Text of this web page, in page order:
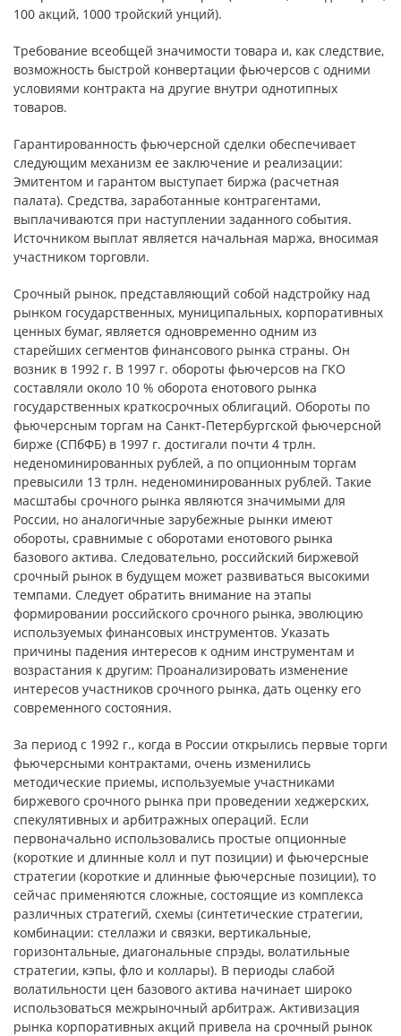
100 акций, 1000 тройский унций).
Требование всеобщей значимости товара и, как следствие,
возможность быстрой конвертации фьючерсов с одними
условиями контракта на другие внутри однотипных
товаров.
Гарантированность фьючерсной сделки обеспечивает
следующим механизм ее заключение и реализации:
Эмитентом и гарантом выступает биржа (расчетная
палата). Средства, заработанные контрагентами,
выплачиваются при наступлении заданного события.
Источником выплат является начальная маржа, вносимая
участником торговли.
Срочный рынок, представляющий собой надстройку над
рынком государственных, муниципальных, корпоративных
ценных бумаг, является одновременно одним из
старейших сегментов финансового рынка страны. Он
возник в 1992 г. В 1997 г. обороты фьючерсов на ГКО
составляли около 10 % оборота енотового рынка
государственных краткосрочных облигаций. Обороты по
фьючерсным торгам на Санкт-Петербургской фьючерсной
бирже (СПбФБ) в 1997 г. достигали почти 4 трлн.
неденоминированных рублей, а по опционным торгам
превысили 13 трлн. неденоминированных рублей. Такие
масштабы срочного рынка являются значимыми для
России, но аналогичные зарубежные рынки имеют
обороты, сравнимые с оборотами енотового рынка
базового актива. Следовательно, российский биржевой
срочный рынок в будущем может развиваться высокими
темпами. Следует обратить внимание на этапы
формировании российского срочного рынка, эволюцию
используемых финансовых инструментов. Указать
причины падения интересов к одним инструментам и
возрастания к другим: Проанализировать изменение
интересов участников срочного рынка, дать оценку его
современного состояния.
За период с 1992 г., когда в России открылись первые торги
фьючерсными контрактами, очень изменились
методические приемы, используемые участниками
биржевого срочного рынка при проведении хеджерских,
спекулятивных и арбитражных операций. Если
первоначально использовались простые опционные
(короткие и длинные колл и пут позиции) и фьючерсные
стратегии (короткие и длинные фьючерсные позиции), то
сейчас применяются сложные, состоящие из комплекса
различных стратегий, схемы (синтетические стратегии,
комбинации: стеллажи и связки, вертикальные,
горизонтальные, диагональные спрэды, волатильные
стратегии, кэпы, фло и коллары). В периоды слабой
волатильности цен базового актива начинает широко
использоваться межрыночный арбитраж. Активизация
рынка корпоративных акций привела на срочный рынок